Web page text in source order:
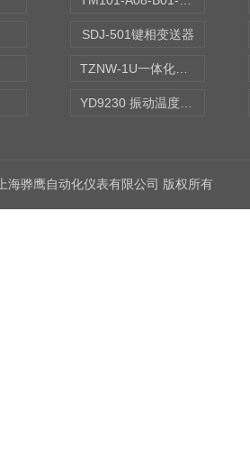
SDJ-501键相变送器
海骅鹰自动化仪表有限公司 版权所有